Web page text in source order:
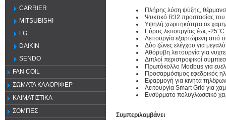
CARRIER
MITSUBISHI
LG
DAIKIN
SENDO
FAN COIL
ΣΩΜΑΤΑ ΚΑΛΟΡΙΦΕΡ
ΚΛΙΜΑΤΙΣΤΙΚΑ
ΣΟΜΠΕΣ
Πλήρης λύση ψύξης,
Ψυκτικό R32 προστασίας
Υψηλή χωριτηκότητα σε
Εύρος λειτουργίας έως -25°C
Λειτουργία εξαρτώμενη από
Δύο ζώνες ελέγχου για
Αθόρυβη λειτουργία για
Διπλοί περιστροφικοί
Πρωτόκολλο Modbus για
Προσαρμόσιμος εφεδρικός
Εφαρμογή για κινητά
Λειτουργία Smart Grid για
Ενσύρματο πολυγλωσσικό
Συμπεριλαμβάνει